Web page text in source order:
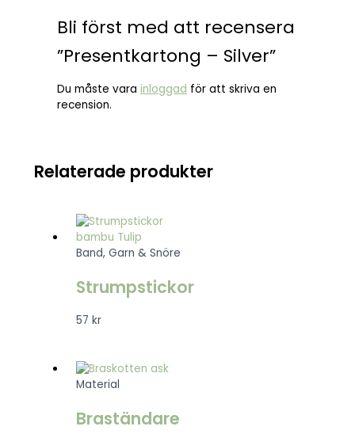
Bli först med att recensera
”Presentkartong – Silver”
Du måste vara inloggad för att skriva en
recension.
Relaterade produkter
Band, Garn & Snöre
Strumpstickor
57kr
Material
Braständare